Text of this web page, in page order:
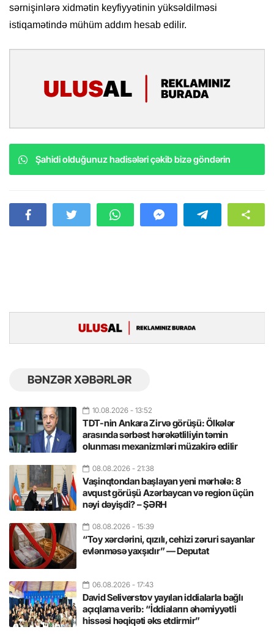
sərnişinlərə xidmətin keyfiyyətinin yüksəldilməsi
istiqamətində mühüm addım hesab edilir.
Şahidi olduğunuz hadisələri çəkib bizə göndərin
BƏNZƏR XƏBƏRLƏR
10.08.2026 - 13:52
TDT-nin Ankara Zirvə görüşü: Ölkələr
arasında sərbəst hərəkətliliyin təmin
olunması mexanizmləri müzakirə edilir
08.08.2026 - 21:38
Vaşinqtondan başlayan yeni mərhələ: 8
avqust görüşü Azərbaycan və region üçün
nəyi dəyişdi? – ŞƏRH
08.08.2026 - 15:39
“Toy xərclərini, qızılı, cehizi zəruri sayanlar
evlənməsə yaxşıdır” — Deputat
06.08.2026 - 17:43
David Seliverstov yayılan iddialarla bağlı
açıqlama verib: “İddiaların əhəmiyyətli
hissəsi həqiqəti əks etdirmir”